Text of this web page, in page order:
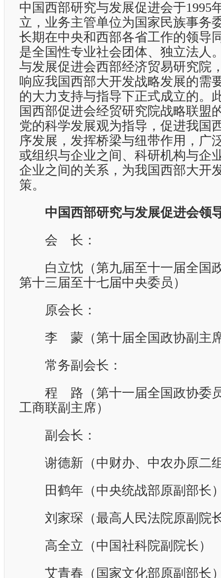
中国西部研究与发展促进会于1995
立，业务主管单位为国家民族事务
长期在中央和西部各省工作的领导
是全国性专业社会团体、独立法人
与发展促进会西部经济贸易研究院
响应我国西部大开发战略发展的需
的大力支持与指导下正式成立的。
国西部促进会经贸研究院战略联盟
党的科学发展观为指导，促进我国
序发展，发挥桥梁与纽带作用，广
或组织与企业之间、科研机构与企
企业之间的关系，为我国西部大开
策。
中国西部研究与发展促进会领
会 长：
白立忱（第九届至十一届全国
第十三届至十七届中央委员）
原会长：
李 蒙（第十届全国政协副主
常务副会长：
程 路（第十一届全国政协委
工商联副主席）
副会长：
谢德新（中财办、中农办原二
田鹤年（中央统战部原副部长
刘家琛（最高人民法院原副院
高全立（中国社科院副院长）
艾青春（国家文化部原副部长